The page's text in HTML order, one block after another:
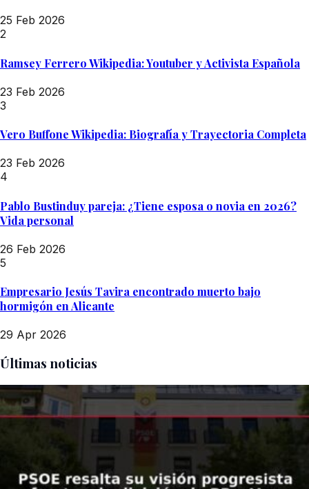
25 Feb 2026
2
Ramsey Ferrero Wikipedia: Youtuber y Activista Española
23 Feb 2026
3
Vero Buffone Wikipedia: Biografía y Trayectoria Completa
23 Feb 2026
4
Pablo Bustinduy pareja: ¿Tiene esposa o novia en 2026?
Vida personal
26 Feb 2026
5
Empresario Jesús Tavira encontrado muerto bajo
hormigón en Alicante
29 Apr 2026
Últimas noticias